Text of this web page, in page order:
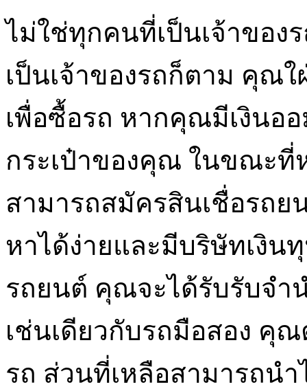
ไม่ใช่ทุกคนที่เป็นเจ้าขอ
เป็นเจ้าของรถก็ตาม คุณ
เพื่อซื้อรถ หากคุณมีเงินอ
กระเป๋าของคุณ ในขณะ
สามารถสมัครสินเชื่อรถย
หาได้ง่ายและมีบริษัทเงิน
รถยนต์ คุณจะได้รับรับจำ
เช่นเดียวกับรถมือสอง คุ
รถ ส่วนที่เหลือสามารถน